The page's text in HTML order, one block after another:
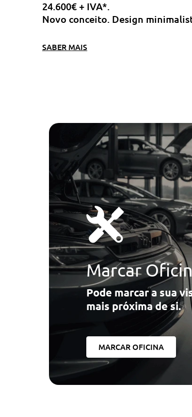
24.600€ + IVA*.
Novo conceito. Design
SABER MAIS
Marcar
Pode marcar a sua
mais próxima de si.
MARCAR OFICINA